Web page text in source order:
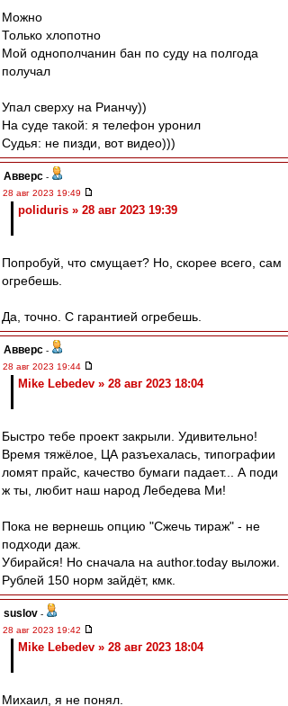
Можно
Только хлопотно
Мой однополчанин бан по суду на полгода
получал
Упал сверху на Рианчу))
На суде такой: я телефон уронил
Судья: не пизди, вот видео)))
Авверс -
28 авг 2023 19:49
poliduris » 28 авг 2023 19:39
Попробуй, что смущает? Но, скорее всего, сам
огребешь.
Да, точно. С гарантией огребешь.
Авверс -
28 авг 2023 19:44
Mike Lebedev » 28 авг 2023 18:04
Быстро тебе проект закрыли. Удивительно!
Время тяжёлое, ЦА разъехалась, типографии
ломят прайс, качество бумаги падает... А поди
ж ты, любит наш народ Лебедева Ми!
Пока не вернешь опцию "Сжечь тираж" - не
подходи даж.
Убирайся! Но сначала на author.today выложи.
Рублей 150 норм зайдёт, кмк.
suslov -
28 авг 2023 19:42
Mike Lebedev » 28 авг 2023 18:04
Михаил, я не понял.